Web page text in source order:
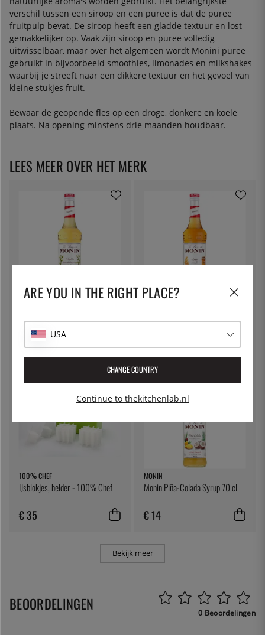
verschil tussen een siroop en een puree is dat de puree
fruitpulp bevat. De siroop heeft een gladde textuur en lost
gemakkelijker op. Vaak zijn siroop en puree volledig
uitwisselbaar, maar over het algemeen wordt Monini puree
gebruikt in bijvoorbeeld smoothies, limonades en milkshakes
waarbij je streeft naar een dikkere textuur en het gevoel van
kleine stukjes fruit.
Bewaar de geopende fles op een droge, donkere en koele
plaats. Na opening minstens drie maanden houdbaar.
MONIN
€ 14
MONIN
100% CHEF
IJsblokjes, helder - 100% Chef
€ 35
MONIN
Monin Piña-Colada Syrup 70 cl
€ 14
Bekijk meer
LEES MEER OVER HET MERK
BEOORDELINGEN 0 Beoordelingen
ARE YOU IN THE RIGHT PLACE?
USA
CHANGE COUNTRY
Continue to thekitchenlab.nl